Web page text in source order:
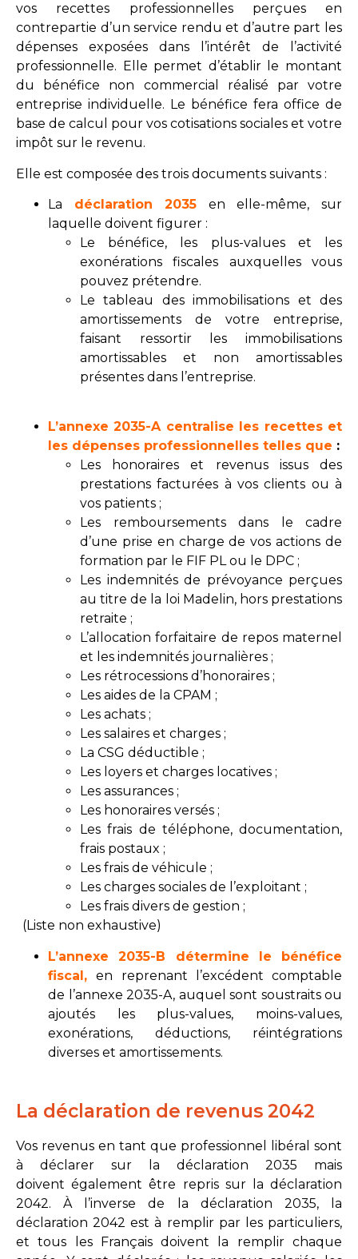
vos recettes professionnelles perçues en
contrepartie d’un service rendu et d’autre part les
dépenses exposées dans l’intérêt de l’activité
professionnelle. Elle permet d’établir le montant
du bénéfice non commercial réalisé par votre
entreprise individuelle. Le bénéfice fera office de
base de calcul pour vos cotisations sociales et votre
impôt sur le revenu.
Elle est composée des trois documents suivants :
La déclaration 2035 en elle-même, sur
laquelle doivent figurer :
Le bénéfice, les plus-values et les
exonérations fiscales auxquelles vous
pouvez prétendre.
Le tableau des immobilisations et des
amortissements de votre entreprise,
faisant ressortir les immobilisations
amortissables et non amortissables
présentes dans l’entreprise.
L’annexe 2035-A centralise les recettes et
les dépenses professionnelles telles que :
Les honoraires et revenus issus des
prestations facturées à vos clients ou à
vos patients ;
Les remboursements dans le cadre
d’une prise en charge de vos actions de
formation par le FIF PL ou le DPC ;
Les indemnités de prévoyance perçues
au titre de la loi Madelin, hors prestations
retraite ;
L’allocation forfaitaire de repos maternel
et les indemnités journalières ;
Les rétrocessions d’honoraires ;
Les aides de la CPAM ;
Les achats ;
Les salaires et charges ;
La CSG déductible ;
Les loyers et charges locatives ;
Les assurances ;
Les honoraires versés ;
Les frais de téléphone, documentation,
frais postaux ;
Les frais de véhicule ;
Les charges sociales de l’exploitant ;
Les frais divers de gestion ;
(Liste non exhaustive)
L’annexe 2035-B détermine le bénéfice
fiscal, en
reprenant l’excédent comptable
de l’annexe 2035-A, auquel sont soustraits ou
ajoutés les plus-values, moins-values,
exonérations, déductions, réintégrations
diverses et amortissements.
La déclaration de revenus 2042
Vos revenus en tant que professionnel libéral sont
à déclarer sur la déclaration 2035 mais
doivent également être repris sur la déclaration
2042. À l’inverse de la déclaration 2035, la
déclaration 2042 est à remplir par les particuliers,
et tous les Français doivent la remplir chaque